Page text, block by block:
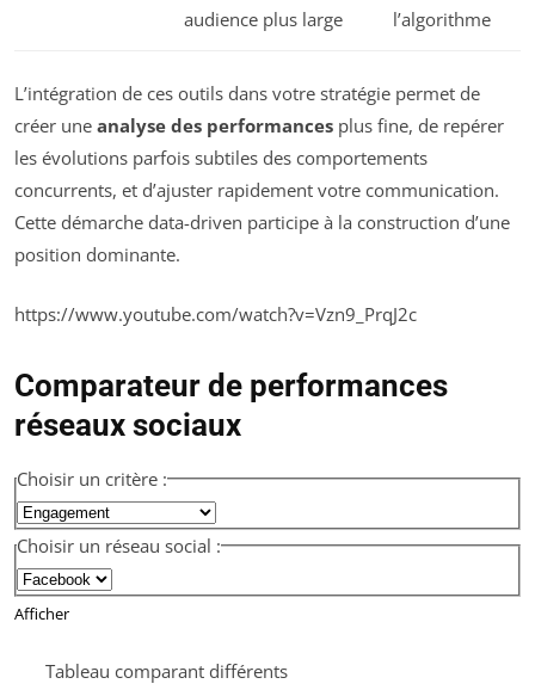
audience plus large
l’algorithme
L’intégration de ces outils dans votre stratégie permet de
créer une analyse des performances plus fine, de repérer
les évolutions parfois subtiles des comportements
concurrents, et d’ajuster rapidement votre communication.
Cette démarche data-driven participe à la construction d’une
position dominante.
https://www.youtube.com/watch?v=Vzn9_PrqJ2c
Comparateur de performances
réseaux sociaux
Choisir un critère :
Choisir un réseau social :
Afficher
Tableau comparant différents